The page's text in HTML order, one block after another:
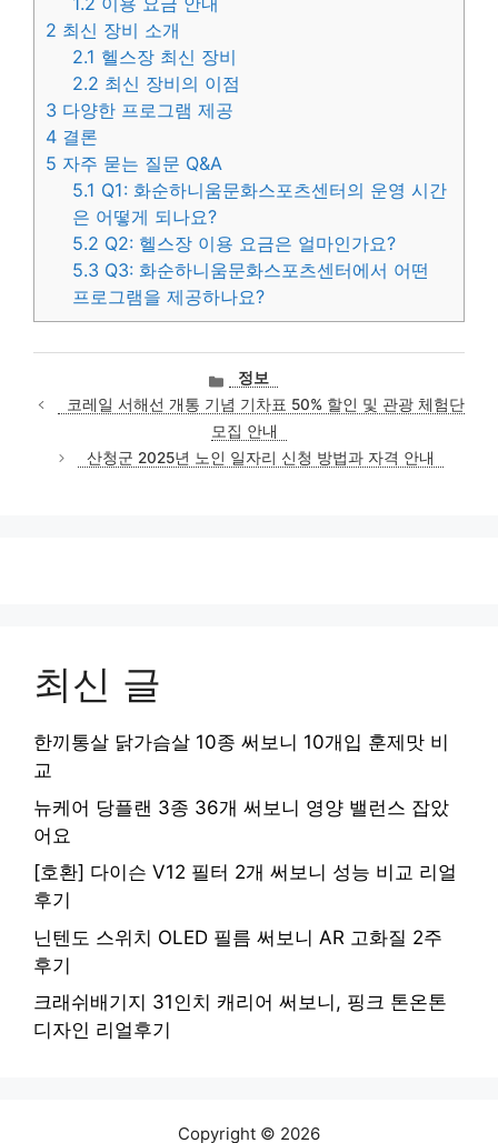
2 최신 장비 소개
2.1 헬스장 최신 장비
2.2 최신 장비의 이점
3 다양한 프로그램 제공
4 결론
5 자주 묻는 질문 Q&A
5.1 Q1: 화순하니움문화스포츠센터의 운영 시간
은 어떻게 되나요?
5.2 Q2: 헬스장 이용 요금은 얼마인가요?
5.3 Q3: 화순하니움문화스포츠센터에서 어떤
프로그램을 제공하나요?
카
테
고
리
정보
코레일 서해선 개통 기념 기차표 50% 할인 및 관광 체험단
모집 안내
산청군 2025년 노인 일자리 신청 방법과 자격 안내
최신 글
한끼통살 닭가슴살 10종 써보니 10개입 훈제맛 비
교
뉴케어 당플랜 3종 36개 써보니 영양 밸런스 잡았
어요
[호환] 다이슨 V12 필터 2개 써보니 성능 비교 리얼
후기
닌텐도 스위치 OLED 필름 써보니 AR 고화질 2주
후기
크래쉬배기지 31인치 캐리어 써보니, 핑크 톤온톤
디자인 리얼후기
Copyright © 2026